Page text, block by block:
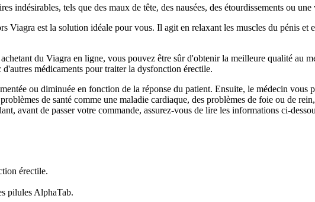
indésirables, tels que des maux de tête, des nausées, des étourdissements ou
Viagra est la solution idéale pour vous. Il agit en relaxant les muscles du pénis
du Viagra en ligne, vous pouvez être sûr d'obtenir la meilleure qualité au
médicaments pour traiter la dysfonction érectile.
ou diminuée en fonction de la réponse du patient. Ensuite, le médecin vous
de santé comme une maladie cardiaque, des problèmes de foie ou de
avant de passer votre commande, assurez-vous de lire les informations ci-
érectile.
pilules AlphaTab.